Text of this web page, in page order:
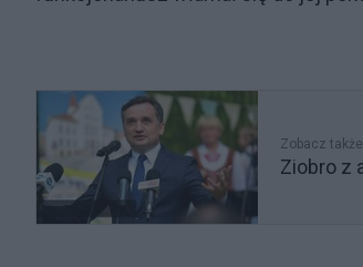
Zobacz także
Ziobro z